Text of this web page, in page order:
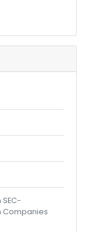
Companies